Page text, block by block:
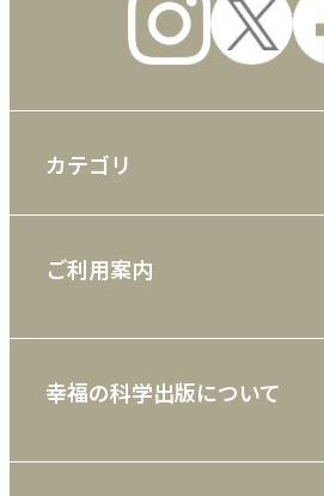
カテゴリ
雑誌
CD
ご利用案内
利用規約
特定商取引法
幸福の科学出版について